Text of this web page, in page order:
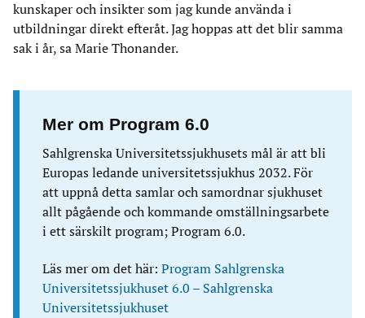
kunskaper och insikter som jag kunde använda i
utbildningar direkt efteråt. Jag hoppas att det blir samma
sak i år, sa Marie Thonander.
Mer om Program 6.0
Sahlgrenska Universitetssjukhusets mål är att bli
Europas ledande universitetssjukhus 2032. För
att uppnå detta samlar och samordnar sjukhuset
allt pågående och kommande omställningsarbete
i ett särskilt program; Program 6.0.
Läs mer om det här: Program Sahlgrenska
Universitetssjukhuset 6.0 – Sahlgrenska
Universitetssjukhuset